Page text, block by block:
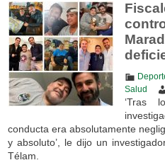
Salud
‘Tras
conducta era absolutamente
y absoluto’, le dijo un
Télam.